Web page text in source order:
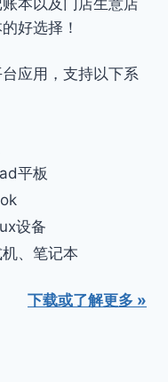
好选择！
应用，支持以下系
平板
设备
、笔记本
下载或了解更多 »